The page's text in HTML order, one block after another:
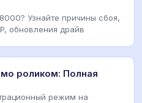
Узнайте причины сбоя,
обновления драйв
роликом: Полная
режим на